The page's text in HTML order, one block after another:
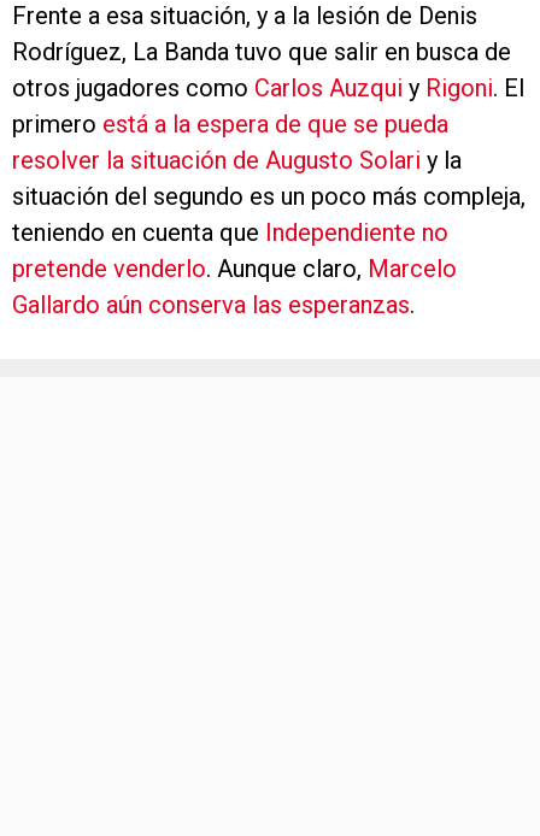
Frente a esa situación, y a la lesión de Denis
Rodríguez, La Banda tuvo que salir en busca de
otros jugadores como Carlos Auzqui y Rigoni. El
primero está a la espera de que se pueda
resolver la situación de Augusto Solari y la
situación del segundo es un poco más compleja,
teniendo en cuenta que Independiente no
pretende venderlo. Aunque claro, Marcelo
Gallardo aún conserva las esperanzas.